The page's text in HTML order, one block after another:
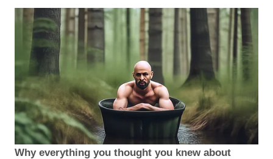
Why everything you thought you knew about